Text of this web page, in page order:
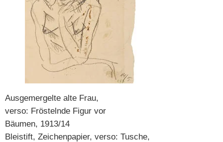
Ausgemergelte alte Frau,
verso: Fröstelnde Figur vor
Bäumen, 1913/14
Bleistift, Zeichenpapier, verso: Tusche,